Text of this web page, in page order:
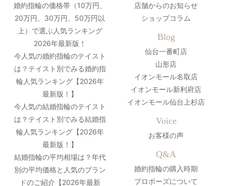
婚約指輪の価格帯（10万円、
20万円、30万円、50万円以
上）で選ぶ人気ランキング
2026年最新版！
今人気の婚約指輪のテイスト
は？テイスト別でみる婚約指
輪人気ランキング【2026年
最新版！】
今人気の結婚指輪のテイスト
は？テイスト別でみる結婚指
輪人気ランキング【2026年
最新版！】
結婚指輪の平均相場は？年代
別の平均価格と人気のブラン
ドのご紹介【2026年最新
店舗からのお知らせ
ショップコラム
Blog
仙台一番町店
山形店
イオンモール名取店
イオンモール新利府店
イオンモール仙台上杉店
Voice
お客様の声
Q&A
婚約指輪の購入時期
プロポーズについて